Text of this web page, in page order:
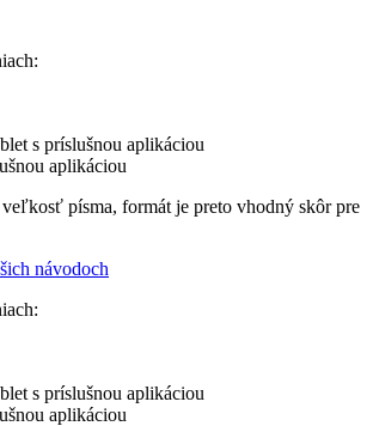
s príslušnou aplikáciou
aplikáciou
písma, formát je preto vhodný skôr pre
návodoch
s príslušnou aplikáciou
aplikáciou